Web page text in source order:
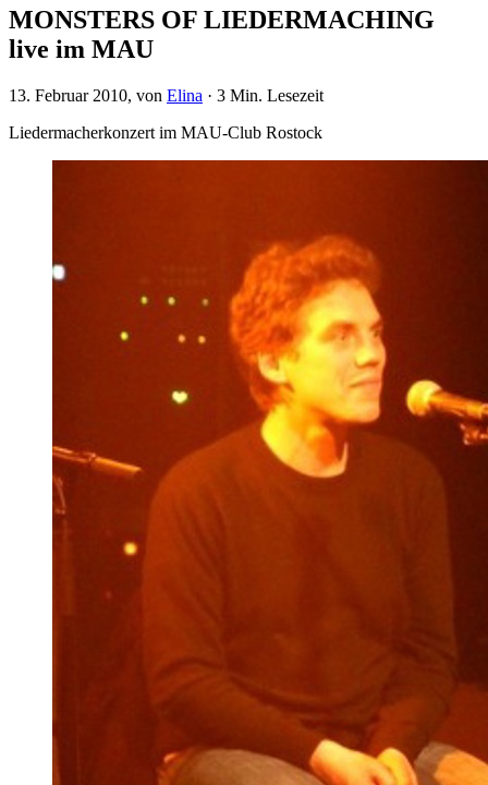
MONSTERS OF LIEDERMACHING
live im MAU
13. Februar 2010, von Elina · 3 Min. Lesezeit
Liedermacherkonzert im MAU-Club Rostock